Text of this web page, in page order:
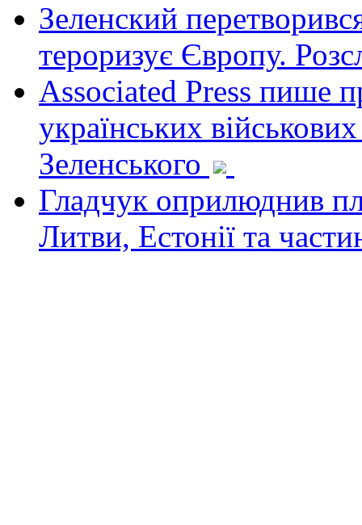
Зеленский
тероризує Європу.
Associated Press пише
українських
Зеленського
Гладчук оприлюднив
Литви, Естонії та